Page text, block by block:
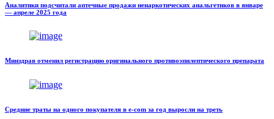
Аналитики подсчитали аптечные продажи ненаркотических анальгетиков в январе
— апреле 2025 года
Минздрав отменил регистрацию оригинального противоэпилептического препарата
Средние траты на одного покупателя в e-com за год выросли на треть